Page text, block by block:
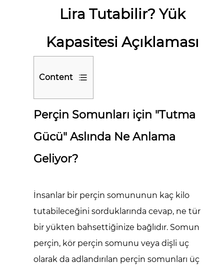
Lira Tutabilir? Yük
Kapasitesi Açıklaması
Content
1
Perçin
için
"Tutma
Gücü"
Ne
Anlama
Geliyor?
Boyut
ve
Perçin Somunları için "Tutma
Gücü" Aslında Ne Anlama
Geliyor?
İnsanlar bir perçin somununun kaç kilo
tutabileceğini sorduklarında cevap, ne tür
bir yükten bahsettiğinize bağlıdır. Somun
perçin, kör perçin somunu veya dişli uç
olarak da adlandırılan perçin somunları üç